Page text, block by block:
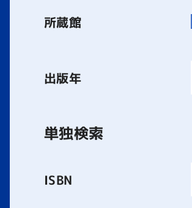
所蔵館
出版年
単独検索
ISBN